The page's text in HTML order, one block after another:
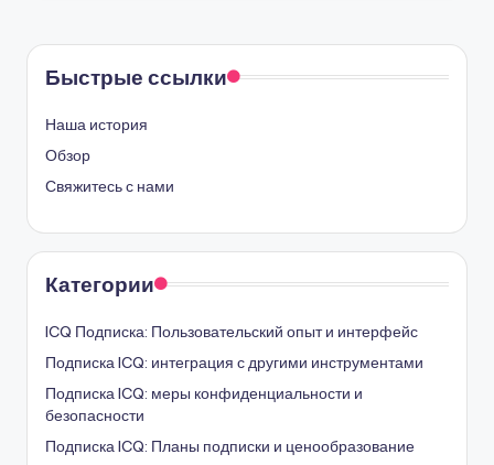
Быстрые ссылки
Наша история
Обзор
Свяжитесь с нами
Категории
ICQ Подписка: Пользовательский опыт и интерфейс
Подписка ICQ: интеграция с другими инструментами
Подписка ICQ: меры конфиденциальности и
безопасности
Подписка ICQ: Планы подписки и ценообразование